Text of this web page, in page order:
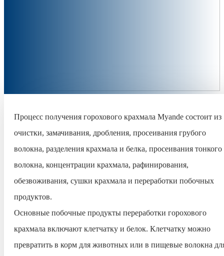
Процесс получения горохового крахмала Myande состоит из
очистки, замачивания, дробления, просеивания грубого
волокна, разделения крахмала и белка, просеивания тонкого
волокна, концентрации крахмала, рафинирования,
обезвоживания, сушки крахмала и переработки побочных
продуктов.
Основные побочные продукты переработки горохового
крахмала включают клетчатку и белок. Клетчатку можно
превратить в корм для животных или в пищевые волокна